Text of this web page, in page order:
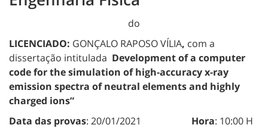
do
LICENCIADO: GONÇALO RAPOSO VÍLIA, com a
dissertação intitulada Development of a computer
code for the simulation of high-accuracy x-ray
emission spectra of neutral elements and highly
charged ions”
Data das provas: 20/01/2021 Hora: 10:00 H